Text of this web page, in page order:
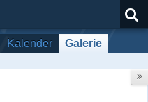
Kalender Galerie